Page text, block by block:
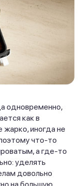
одновременно,
как в
жарко, иногда не
что-то
а где-то
уделять
довольно